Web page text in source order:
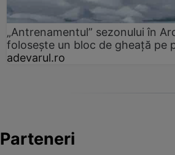
„Antrenamentul” sezonului în
folosește un bloc de gheață pe
adevarul.ro
Parteneri